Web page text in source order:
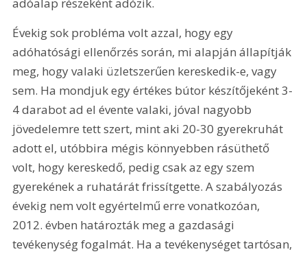
Évekig sok probléma volt azzal, hogy egy
adóhatósági ellenőrzés során, mi alapján állapítják
meg, hogy valaki üzletszerűen kereskedik-e, vagy
sem. Ha mondjuk egy értékes bútor készítőjeként 3-
4 darabot ad el évente valaki, jóval nagyobb
jövedelemre tett szert, mint aki 20-30 gyerekruhát
adott el, utóbbira mégis könnyebben rásüthető
volt, hogy kereskedő, pedig csak az egy szem
gyerekének a ruhatárát frissítgette. A szabályozás
évekig nem volt egyértelmű erre vonatkozóan,
2012. évben határozták meg a gazdasági
tevékenység fogalmát. Ha a tevékenységet tartósan,